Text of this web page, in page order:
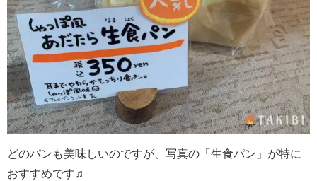
どのパンも美味しいのですが、写真の「生食パン」が特に
おすすめです♫